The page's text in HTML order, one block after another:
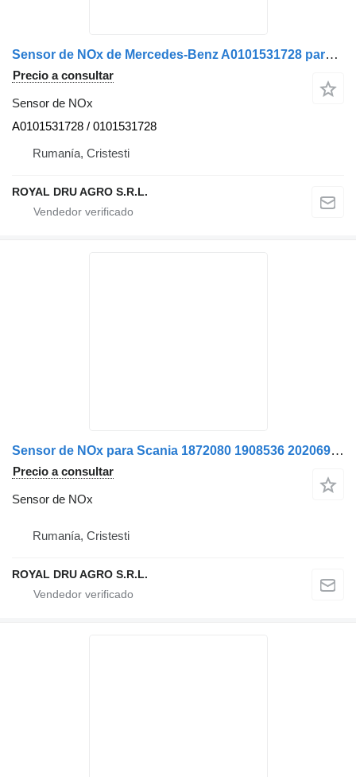
Sensor de NOx de Mercedes-Benz A0101531728 para camión
Precio a consultar
Sensor de NOx
A0101531728 / 0101531728
Rumanía, Cristesti
ROYAL DRU AGRO S.R.L.
Sensor de NOx para Scania 1872080 1908536 2020691 2247379 2296799 1732461 1782596 camión
Precio a consultar
Sensor de NOx
Rumanía, Cristesti
ROYAL DRU AGRO S.R.L.